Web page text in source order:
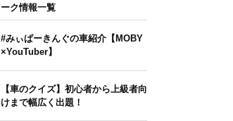
ーク情報一覧
#みぃぱーきんぐの車紹介【MOBY
×YouTuber】
【車のクイズ】初心者から上級者向
けまで幅広く出題！